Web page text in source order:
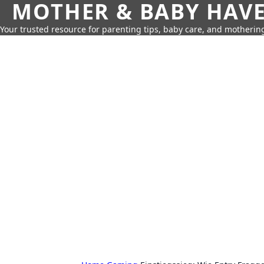
MOTHER & BABY
Your trusted resource for parenting tips, baby care, and